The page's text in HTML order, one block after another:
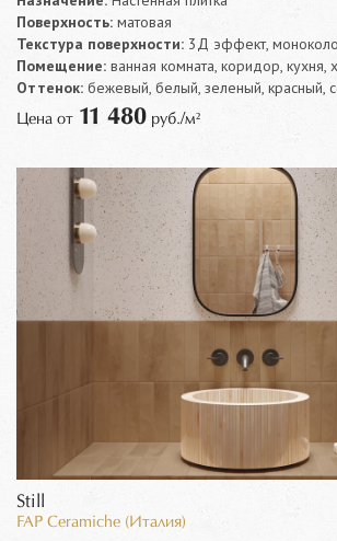
Поверхность: матовая
Текстура поверхности: 3Д эффект,
Помещение: ванная комната, коридор, кухня,
Оттенок: бежевый, белый, зеленый, красный,
Цена от 11 480 руб./м²
Still
FAP Ceramiche (Италия)